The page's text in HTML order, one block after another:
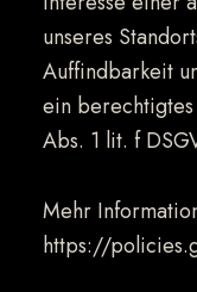
unseres
Auffindbarkeit
ein
Abs. 1 lit. f
Mehr
https://